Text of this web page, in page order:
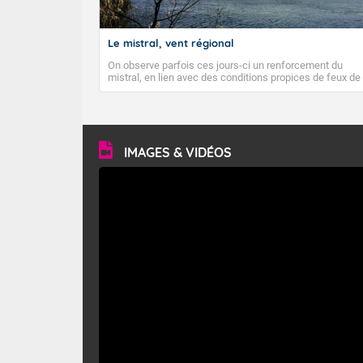
Pour lundi
Ciel
Temps
Le mistral, vent régional
On observe parfois ces jours-ci un renforcement du
mistral, en lien avec des conditions propices de feux de
forêt. Mais qu'est-ce que le mistral ? Quelles sont ses
vitesse moyenne de 50 km/h et atteindre 80 à 100 km/h
du Rhône et la Provence et envahit le littoral
méditerranéen à partir de la Camargue.
IMAGES & VIDÉOS